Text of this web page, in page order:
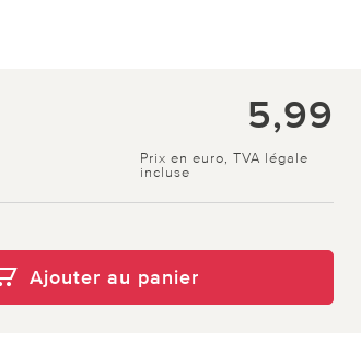
5,99
Prix en euro, TVA légale
incluse
Ajouter au panier